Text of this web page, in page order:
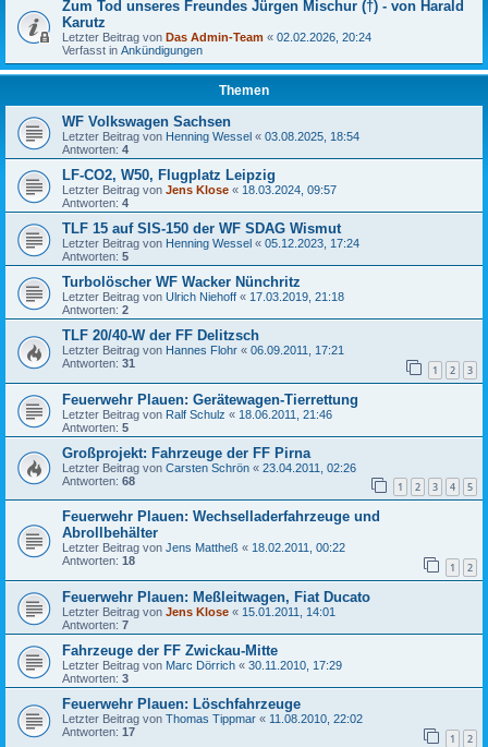
Zum Tod unseres Freundes Jürgen Mischur (†) - von Harald
Karutz
Letzter Beitrag von Das Admin-Team « 02.02.2026, 20:24
Verfasst in Ankündigungen
Themen
WF Volkswagen Sachsen
Letzter Beitrag von Henning Wessel « 03.08.2025, 18:54
Antworten: 4
LF-CO2, W50, Flugplatz Leipzig
Letzter Beitrag von Jens Klose « 18.03.2024, 09:57
Antworten: 4
TLF 15 auf SIS-150 der WF SDAG Wismut
Letzter Beitrag von Henning Wessel « 05.12.2023, 17:24
Antworten: 5
Turbolöscher WF Wacker Nünchritz
Letzter Beitrag von Ulrich Niehoff « 17.03.2019, 21:18
Antworten: 2
TLF 20/40-W der FF Delitzsch
Letzter Beitrag von Hannes Flohr « 06.09.2011, 17:21
Antworten: 31 1 2 3
Feuerwehr Plauen: Gerätewagen-Tierrettung
Letzter Beitrag von Ralf Schulz « 18.06.2011, 21:46
Antworten: 5
Großprojekt: Fahrzeuge der FF Pirna
Letzter Beitrag von Carsten Schrön « 23.04.2011, 02:26
Antworten: 68 1 2 3 4 5
Feuerwehr Plauen: Wechselladerfahrzeuge und
Abrollbehälter
Letzter Beitrag von Jens Mattheß « 18.02.2011, 00:22
Antworten: 18 1 2
Feuerwehr Plauen: Meßleitwagen, Fiat Ducato
Letzter Beitrag von Jens Klose « 15.01.2011, 14:01
Antworten: 7
Fahrzeuge der FF Zwickau-Mitte
Letzter Beitrag von Marc Dörrich « 30.11.2010, 17:29
Antworten: 3
Feuerwehr Plauen: Löschfahrzeuge
Letzter Beitrag von Thomas Tippmar « 11.08.2010, 22:02
Antworten: 17 1 2